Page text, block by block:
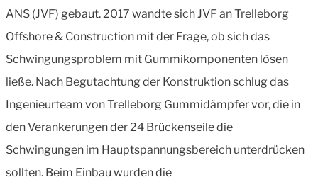
ANS (JVF) gebaut. 2017 wandte sich JVF an Trelleborg
Offshore & Construction mit der Frage, ob sich das
Schwingungsproblem mit Gummikomponenten lösen
ließe. Nach Begutachtung der Konstruktion schlug das
Ingenieurteam von Trelleborg Gummidämpfer vor, die in
den Verankerungen der 24 Brückenseile die
Schwingungen im Hauptspannungsbereich unterdrücken
sollten. Beim Einbau wurden die